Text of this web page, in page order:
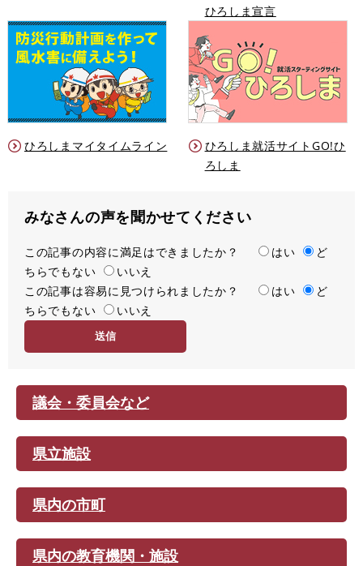
ひろしま宣言
ひろしまマイタイムライン
ひろしま就活サイトGO!ひ
ろしま
みなさんの声を聞かせてください
満
足
度
この記事の内容に満足はできましたか？ はい
ど
ちらでもない
いいえ
容
易
この記事は容易に見つけられましたか？ はい
ど
ちらでもない
いいえ
議会・委員会など
県立施設
県内の市町
県内の教育機関・施設